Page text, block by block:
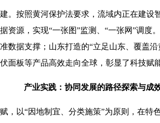
按照黄河保护法要求，流域内正在建设
资源，实现“一张图”监测、“一张网”调度
数据支撑；山东打造的“立足山东、覆盖
面板等产品高效走向全球，彰显了科技赋
产业实践：协同发展的路径探索与成
以“因地制宜、分类施策”为原则，在特